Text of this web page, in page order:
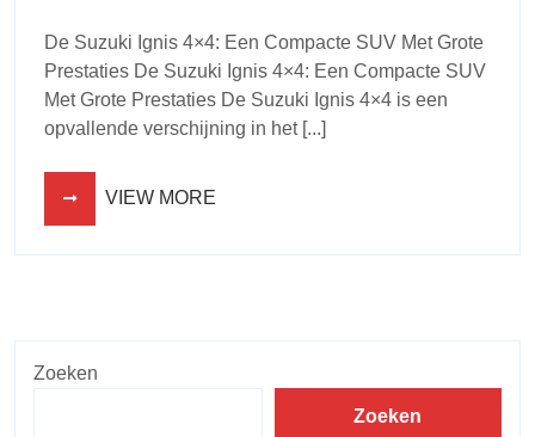
De Suzuki Ignis 4×4: Een Compacte SUV Met Grote
Prestaties De Suzuki Ignis 4×4: Een Compacte SUV
Met Grote Prestaties De Suzuki Ignis 4×4 is een
opvallende verschijning in het [...]
VIEW MORE
Zoeken
Zoeken